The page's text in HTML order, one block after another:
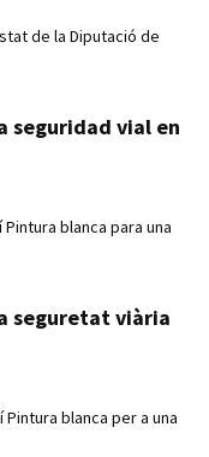
de la Diputació de
seguridad vial en
blanca para una
seguretat viària
blanca per a una